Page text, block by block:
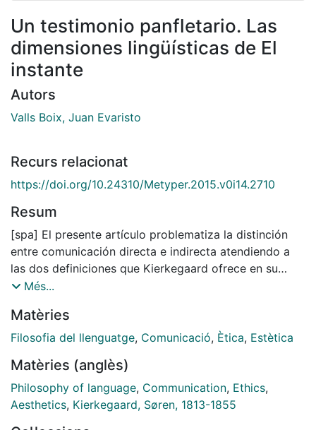
Un testimonio panfletario. Las
dimensiones lingüísticas de El
instante
Autors
Valls Boix, Juan Evaristo
Recurs relacionat
https://doi.org/10.24310/Metyper.2015.v0i14.2710
Resum
[spa] El presente artículo problematiza la distinción
entre comunicación directa e indirecta atendiendo a
las dos definiciones que Kierkegaard ofrece en su
Dialéctica de la comunicación ética y ético-existencial
análisis de los textos de estas últimas, se muestra
cómo la concepción del lenguaje en ellos excede los
su obra, para situarse en un espacio allende la
dicotomía ética-estética, y adquirir así la riqueza y
complejidad de una experiencia.
Més...
Matèries
Filosofia del llenguatge, Comunicació, Ètica, Estètica
Matèries (anglès)
Philosophy of language, Communication, Ethics,
Aesthetics, Kierkegaard, Søren, 1813-1855